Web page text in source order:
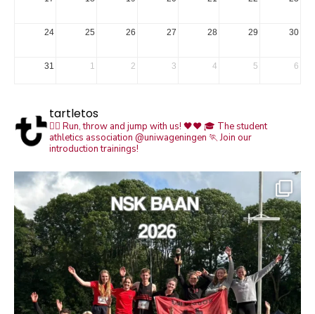
24 25 26 27 28 29 30
31 1 2 3 4 5 6
tartletos
🏃‍♀️ Run, throw and jump with us! 🖤❤️🎓 The student
athletics association @uniwageningen 🏃 Join our
introduction trainings!